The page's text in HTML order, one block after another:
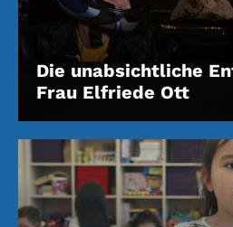
Die unabsichtliche
Frau Elfriede Ott